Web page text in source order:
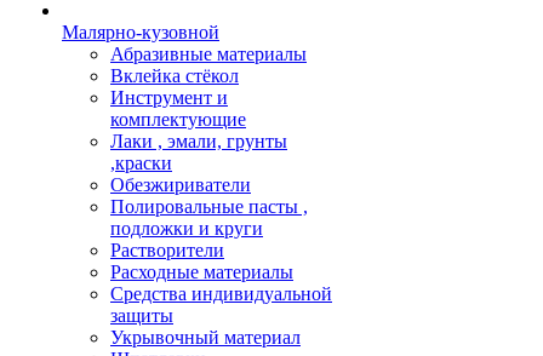
Малярно-кузовной
Абразивные материалы
Вклейка стёкол
Инструмент и
комплектующие
Лаки , эмали, грунты
,краски
Обезжириватели
Полировальные пасты ,
подложки и круги
Растворители
Расходные материалы
Средства индивидуальной
защиты
Укрывочный материал